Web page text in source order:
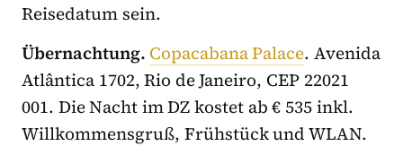
Reisedatum sein.
Übernachtung. Copacabana Palace. Avenida
Atlântica 1702, Rio de Janeiro, CEP 22021
001. Die Nacht im DZ kostet ab € 535 inkl.
Willkommensgruß, Frühstück und WLAN.